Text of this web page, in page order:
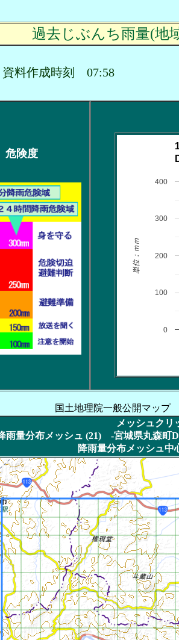
過去じぶんち雨量(地
資料作成時刻 07:58
険度
0
100
200
300
400
単位：ｍｍ
国土地理院一般公開マップ
メッシュクリ
雨量分布メッシュ (21) -宮城県丸森
降雨量分布メッシュ